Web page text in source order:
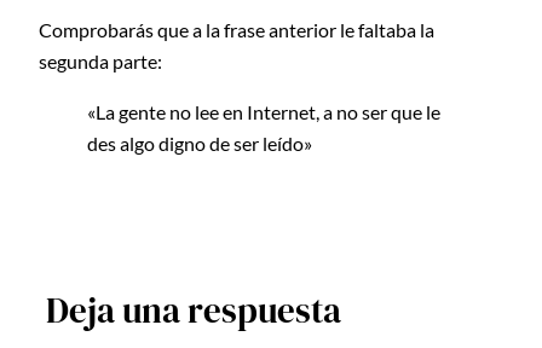
Comprobarás que a la frase anterior le faltaba la
segunda parte:
«La gente no lee en Internet, a no ser que le
des algo digno de ser leído»
Deja una respuesta